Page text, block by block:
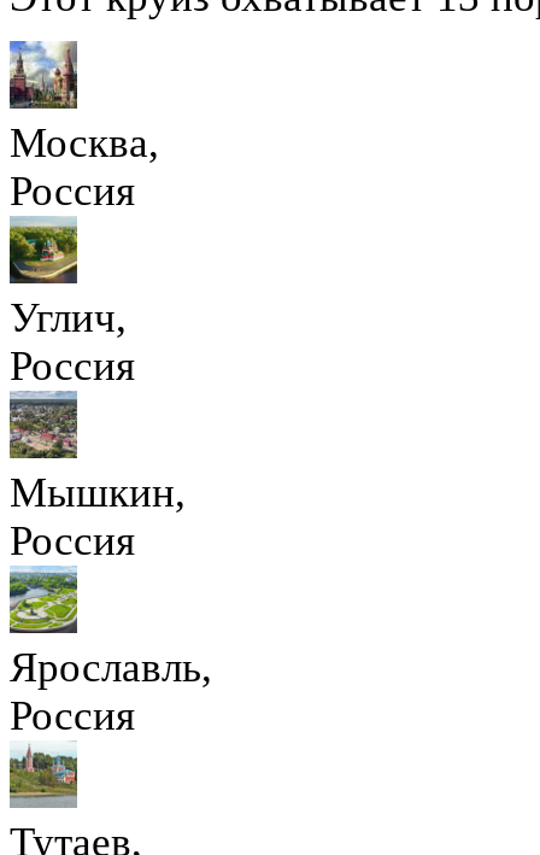
Москва,
Россия
Углич,
Россия
Мышкин,
Россия
Ярославль,
Россия
Тутаев,